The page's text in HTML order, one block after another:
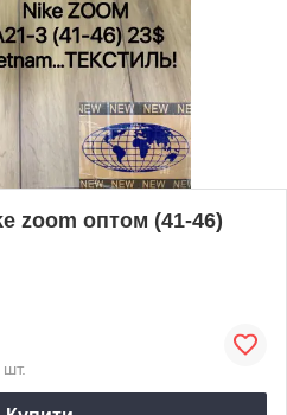
zoom оптом (41-46)